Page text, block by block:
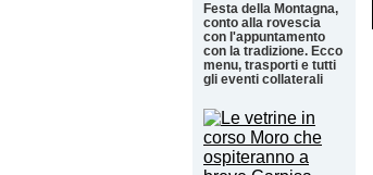
Festa della Montagna,
conto alla rovescia
con l'appuntamento
con la tradizione. Ecco
menu, trasporti e tutti
gli eventi collaterali